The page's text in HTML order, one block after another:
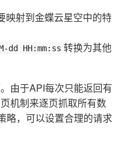
映射到金蝶云星空中的特
dd HH:mm:ss 转换为其他
由于API每次只能返回有
机制来逐页抓取所有数
略，可以设置合理的请求